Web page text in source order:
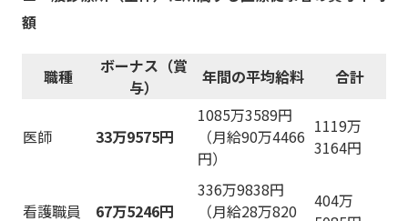
額
職種
ボーナス（賞
与）
年間の平均給料 合計
医師 33万9575円
1085万3589円
（月給90万4466
円）
1119万
3164円
看護職員 67万5246円
336万9838円
（月給28万820
404万